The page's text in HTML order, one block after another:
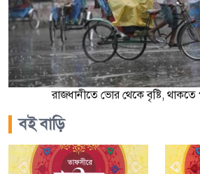
রাজধানীতে ভোর থেকে বৃষ্টি, থাকতে
বই বাড়ি